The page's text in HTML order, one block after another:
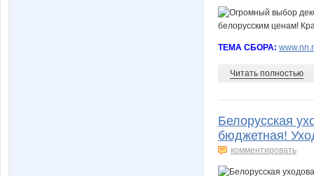
ТЕМА СБОРА:
Читать полностью
Белорусская
бюджетная!
комментировать